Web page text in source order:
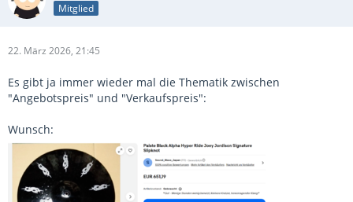
Mitglied
22. März 2026, 21:45
Es gibt ja immer wieder mal die Thematik zwischen
"Angebotspreis" und "Verkaufspreis":
Wunsch: